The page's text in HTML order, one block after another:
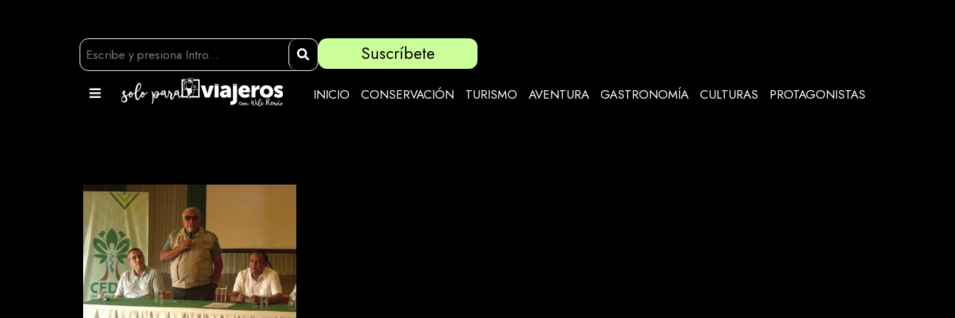
Suscríbete
INICIO CONSERVACIÓN TURISMO AVENTURA GASTRONOMÍA CULTURAS PROTAGONISTAS